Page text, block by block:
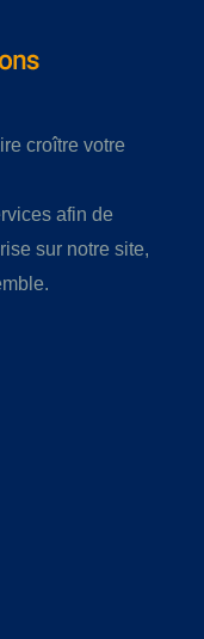
croître votre
afin de
sur notre site,